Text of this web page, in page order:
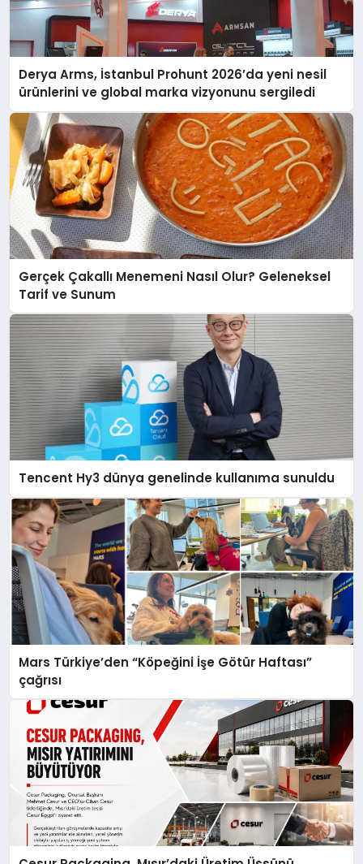
Derya Arms, İstanbul Prohunt 2026’da yeni nesil
ürünlerini ve global marka vizyonunu sergiledi
Gerçek Çakallı Menemeni Nasıl Olur? Geleneksel
Tarif ve Sunum
Tencent Hy3 dünya genelinde kullanıma sunuldu
Mars Türkiye’den “Köpeğini İşe Götür Haftası”
çağrısı